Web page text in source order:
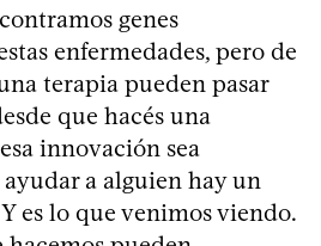
genes
enfermedades, pero de
terapia pueden pasar
que hacés una
innovación sea
a alguien hay un
es lo que venimos viendo.